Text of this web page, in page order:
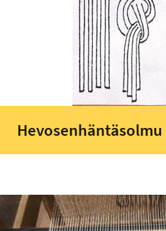
Hevosenhäntäsolmu